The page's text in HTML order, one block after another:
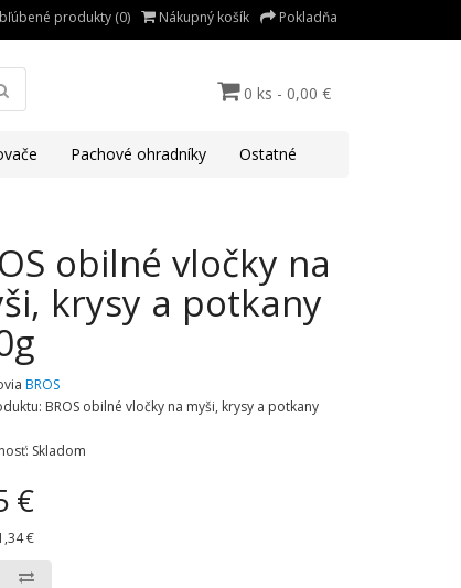
produkty (0) Nákupný košík Pokladňa
0 ks - 0,00 €
Pachové ohradníky Ostatné
obilné vločky na
krysy a potkany
BROS
BROS obilné vločky na myši, krysy a potkany
Skladom
€
€